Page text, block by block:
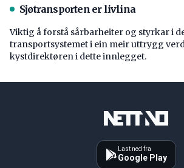
Sjøtransporten er livlina
Viktig å forstå ­sårbarheiter og styrkar i
transport­systemet i ein meir uttrygg
kystdirektøren i dette innlegget.
Last ned fra
Google Play